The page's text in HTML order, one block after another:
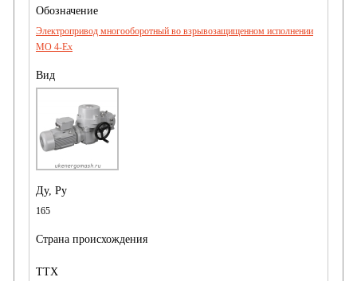
Электропривод многооборотный во взрывозащищенном исполнении
MO 4-Ex
165